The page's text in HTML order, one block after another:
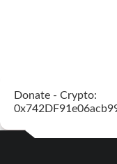
Donate - Crypto: